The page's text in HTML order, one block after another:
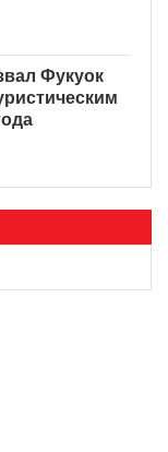
Фукуок